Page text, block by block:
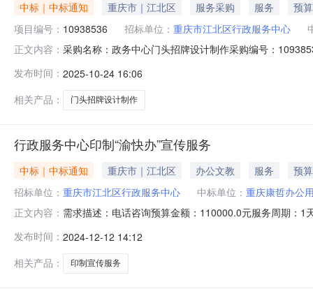
中标｜中标通知 重庆市｜江北区 服务采购 服务
预
项目编号： 10938536 招标单位： 重庆市江北区行政服务中心
正文内容： 采购名称：政务中心门头招牌设计制作采购编号：
人信息来源：
发布时间： 2025-10-24 16:06
相关产品：
门头招牌设计制作
行政服务中心印制“渝快办”宣传服务
中标｜中标通知 重庆市｜江北区 办公文教 服务
预
招标单位： 重庆市江北区行政服务中心 中标单位： 重庆康哲办公
正文内容： 需求描述：电话咨询预算金额：110000.0元服务周期：
104500.0104500.0104500.00-成交2024-12-1211:45:25
发布时间： 2024-12-12 14:12
相关产品：
印制宣传服务